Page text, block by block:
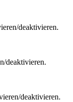
deaktivieren.
deaktivieren.
deaktivieren.